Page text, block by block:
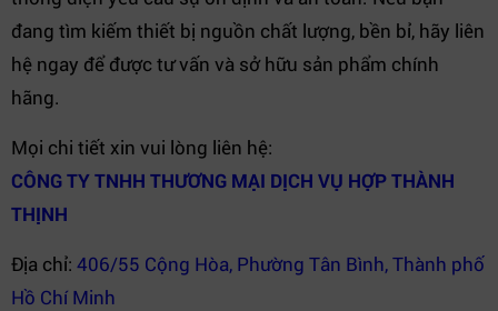
đang tìm kiếm thiết bị nguồn chất lượng, bền bỉ, hãy liên
hệ ngay để được tư vấn và sở hữu sản phẩm chính
hãng.
Mọi chi tiết xin vui lòng liên hệ:
CÔNG TY TNHH THƯƠNG MẠI DỊCH VỤ HỢP THÀNH
THỊNH
Địa chỉ: 406/55 Cộng Hòa, Phường Tân Bình, Thành phố
Hồ Chí Minh